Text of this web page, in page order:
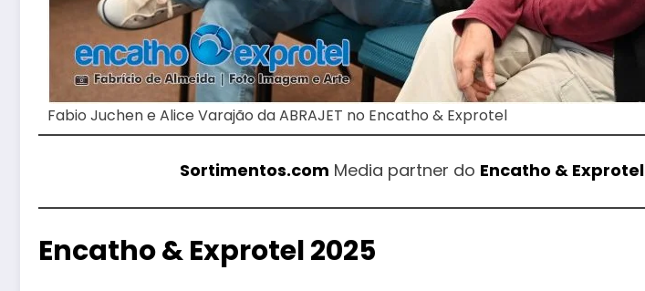
Fabio Juchen e Alice Varajão da ABRAJET no Encatho & Exprotel
Sortimentos.com Media partner do Encatho & Exprotel
Encatho & Exprotel 2025